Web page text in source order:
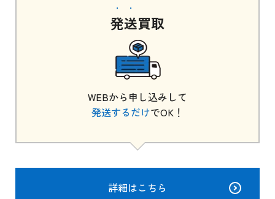
発送買取
WEBから申し込みして
発送するだけでOK！
詳細はこちら